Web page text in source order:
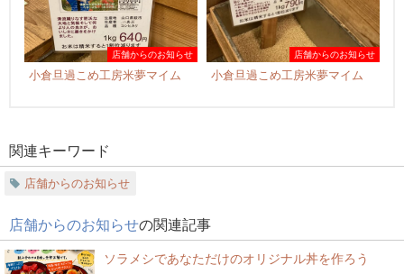
店舗からのお知らせ
小倉旦過こめ工房米夢マイム
店舗からのお知らせ
小倉旦過こめ工房米夢マイム
関連キーワード
店舗からのお知らせ
店舗からのお知らせの関連記事
ソラメシであなただけのオリジナル丼を作ろう